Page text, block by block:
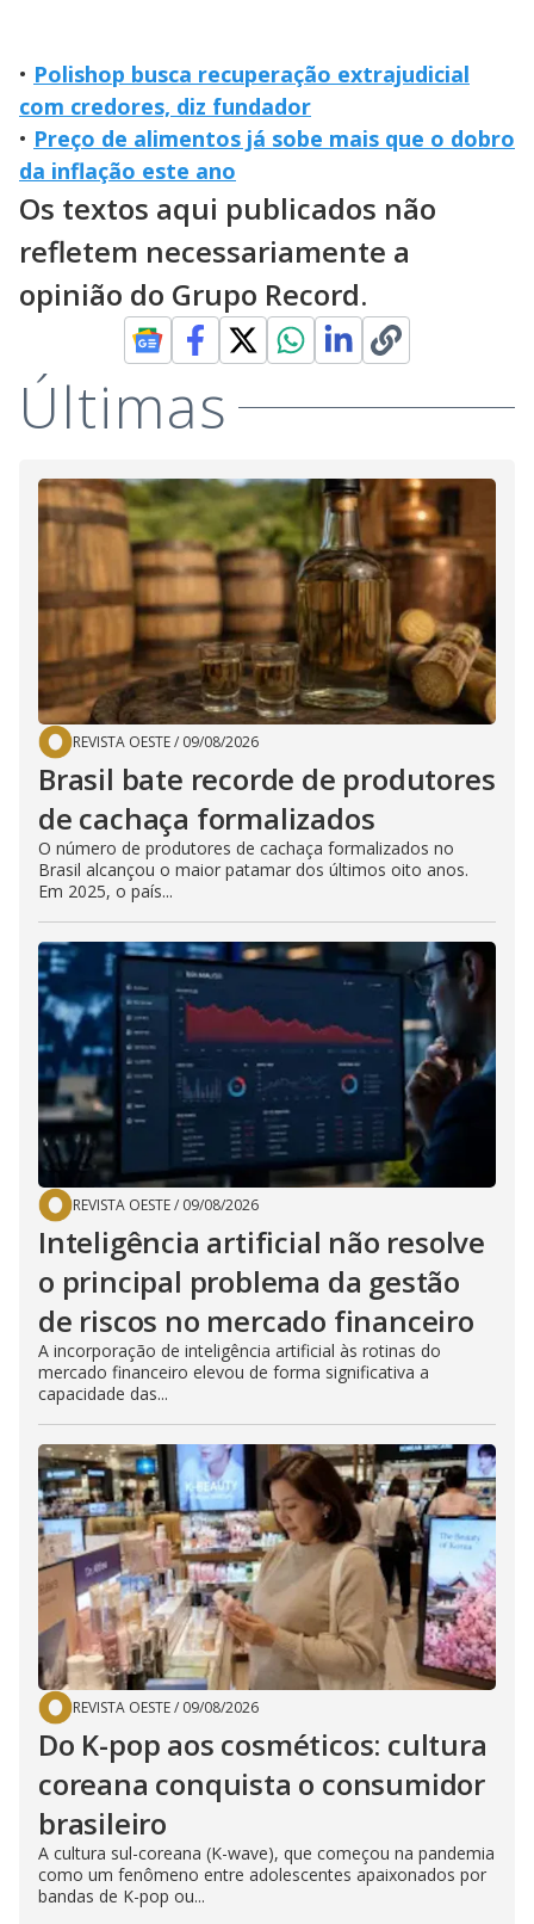
• Polishop busca recuperação extrajudicial
com credores, diz fundador
• Preço de alimentos já sobe mais que o dobro
da inflação este ano
Os textos aqui publicados não
refletem necessariamente a
opinião do Grupo Record.
Últimas
REVISTA OESTE/ 09/08/2026
Brasil bate recorde de produtores
de cachaça formalizados
O número de produtores de cachaça formalizados no
Brasil alcançou o maior patamar dos últimos oito anos.
Em 2025, o país...
REVISTA OESTE/ 09/08/2026
Inteligência artificial não resolve
o principal problema da gestão
de riscos no mercado financeiro
A incorporação de inteligência artificial às rotinas do
mercado financeiro elevou de forma significativa a
capacidade das...
REVISTA OESTE/ 09/08/2026
Do K-pop aos cosméticos: cultura
coreana conquista o consumidor
brasileiro
A cultura sul-coreana (K-wave), que começou na pandemia
como um fenômeno entre adolescentes apaixonados por
bandas de K-pop ou...